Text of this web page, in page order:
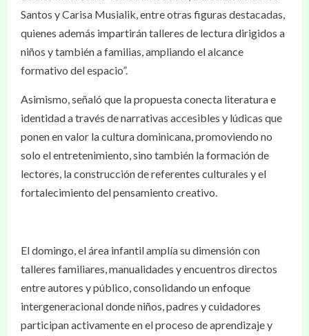
Santos y Carisa Musialik, entre otras figuras destacadas,
quienes además impartirán talleres de lectura dirigidos a
niños y también a familias, ampliando el alcance
formativo del espacio”.
Asimismo, señaló que la propuesta conecta literatura e
identidad a través de narrativas accesibles y lúdicas que
ponen en valor la cultura dominicana, promoviendo no
solo el entretenimiento, sino también la formación de
lectores, la construcción de referentes culturales y el
fortalecimiento del pensamiento creativo.
El domingo, el área infantil amplía su dimensión con
talleres familiares, manualidades y encuentros directos
entre autores y público, consolidando un enfoque
intergeneracional donde niños, padres y cuidadores
participan activamente en el proceso de aprendizaje y